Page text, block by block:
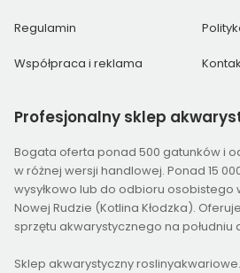
Regulamin
Współpraca i reklama
Profesjonalny sklep
Bogata oferta ponad 500 gatunków i
w różnej wersji handlowej. Ponad 15
wysyłkowo lub do odbioru osobistego
Nowej Rudzie (Kotlina Kłodzka).
sprzętu akwarystycznego na południu
Sklep akwarystyczny